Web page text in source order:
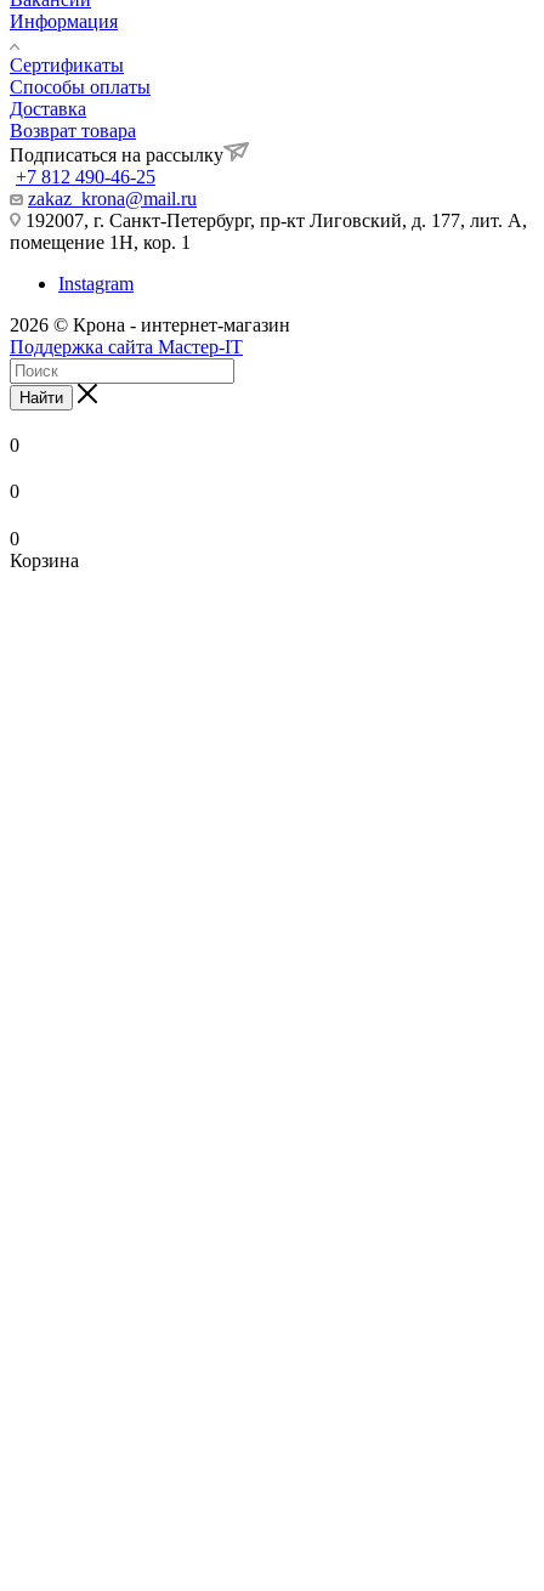
Информация
Сертификаты
Способы оплаты
Доставка
Возврат товара
Подписаться на рассылку
+7 812 490-46-25
zakaz_krona@mail.ru
192007, г. Санкт-Петербург, пр-кт Лиговский, д. 177, лит. А,
помещение 1Н, кор. 1
Instagram
2026 © Крона - интернет-магазин
Поддержка сайта Мастер-IT
Найти
0
0
0
Корзина